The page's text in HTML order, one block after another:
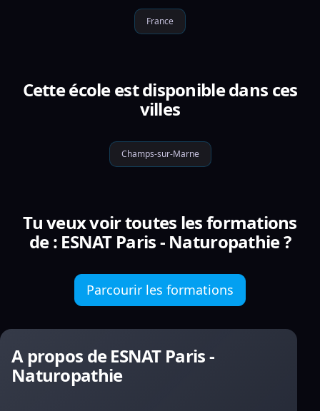
France
Cette école est disponible dans ces
villes
Champs-sur-Marne
Tu veux voir toutes les formations
de : ESNAT Paris - Naturopathie ?
Parcourir les formations
A propos de ESNAT Paris -
Naturopathie